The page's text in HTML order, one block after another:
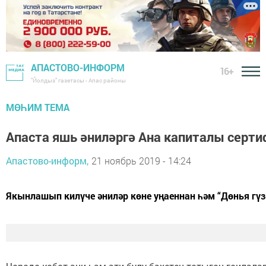
АПАСТОВО-ИНФОРМ
"Йолдыз" газетасы - Апас районы
16+
МӨҺИМ ТЕМА
Апаста яшь әниләргә Ана капиталы
Апастово-информ, 21 ноябрь 2019 - 14:24
Якынлашып килүче әниләр көне уңаеннан һәм “Дөнья